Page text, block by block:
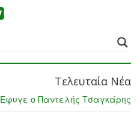
Τελευταία Νέα
Έφυγε ο Παντελής Τσαγκάρης